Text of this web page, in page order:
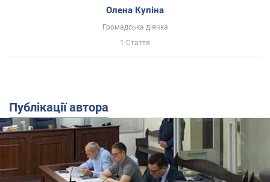
Олена Купіна
Громадська діячка
1 Стаття
Публікації автора